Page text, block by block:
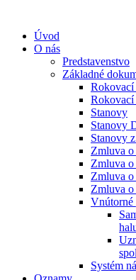
obsah
Úvod
O nás
Predstavenstvo
Základné
Rokovací
Stanovy
Stanovy
Stanovy
Zmluva o
Zmluva o
Zmluva o
Zmluva o
Vnútorné
Systém